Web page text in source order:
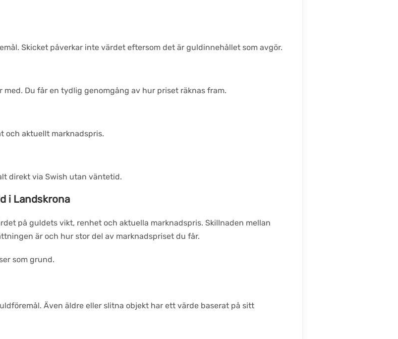
Skicket påverkar inte värdet eftersom det är guldinnehållet som avgör.
Du får en tydlig genomgång av hur priset räknas fram.
och aktuellt marknadspris.
direkt via Swish utan väntetid.
i Landskrona
på guldets vikt, renhet och aktuella marknadspris. Skillnaden mellan
är och hur stor del av marknadspriset du får.
som grund.
Även äldre eller slitna objekt har ett värde baserat på sitt